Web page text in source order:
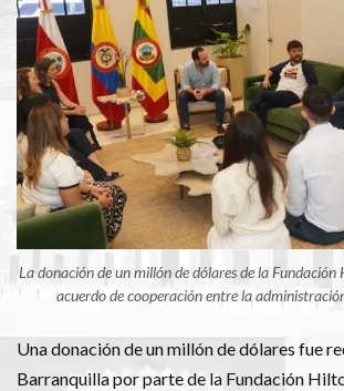
La donación de un millón de dólares de la
acuerdo de cooperación entre la
Una donación de un millón de dólares fue
Barranquilla por parte de la Fundación